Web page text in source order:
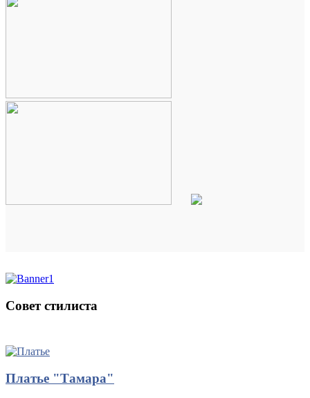
Совет стилиста
Платье "Тамара"